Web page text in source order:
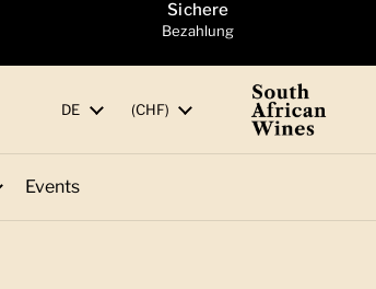
Sichere
Bezahlung
Sprache
DE Land/Region
(CHF)
Events